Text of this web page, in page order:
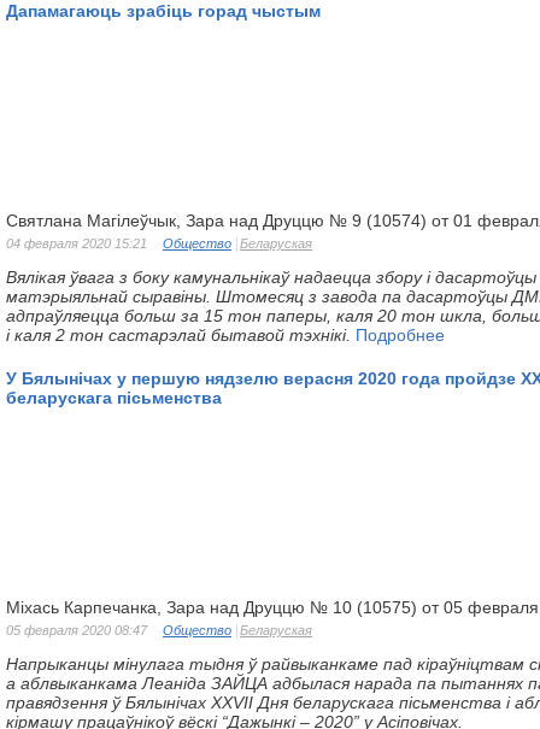
Дапамагаюць зрабіць горад чыстым
Святлана Магілеўчык, Зара над Друццю № 9 (10574) от 01
04 февраля 2020 15:21 Общество Беларуская
Вялікая ўвага з боку камунальнікаў надаецца збору і дасартоўцы
матэрыяльнай сыравіны. Штомесяц з завода па дасартоўцы
адпраўляецца больш за 15 тон паперы, каля 20 тон шкла,
і каля 2 тон састарэлай бытавой тэхнікі. Подробнее
У Бялынічах у першую нядзелю верасня 2020 года пройдзе
беларускага пісьменства
Міхась Карпечанка, Зара над Друццю № 10 (10575) от 05
05 февраля 2020 08:47 Общество Беларуская
Напрыканцы мінулага тыдня ў райвыканкаме пад кіраўніцтвам
а аблвыканкама Леаніда ЗАЙЦА адбылася нарада па пытаннях
правядзення ў Бялынічах ХХVІІ Дня беларускага пісьменства і
кірмашу працаўнікоў вёскі “Дажынкі – 2020” у Асіповічах.